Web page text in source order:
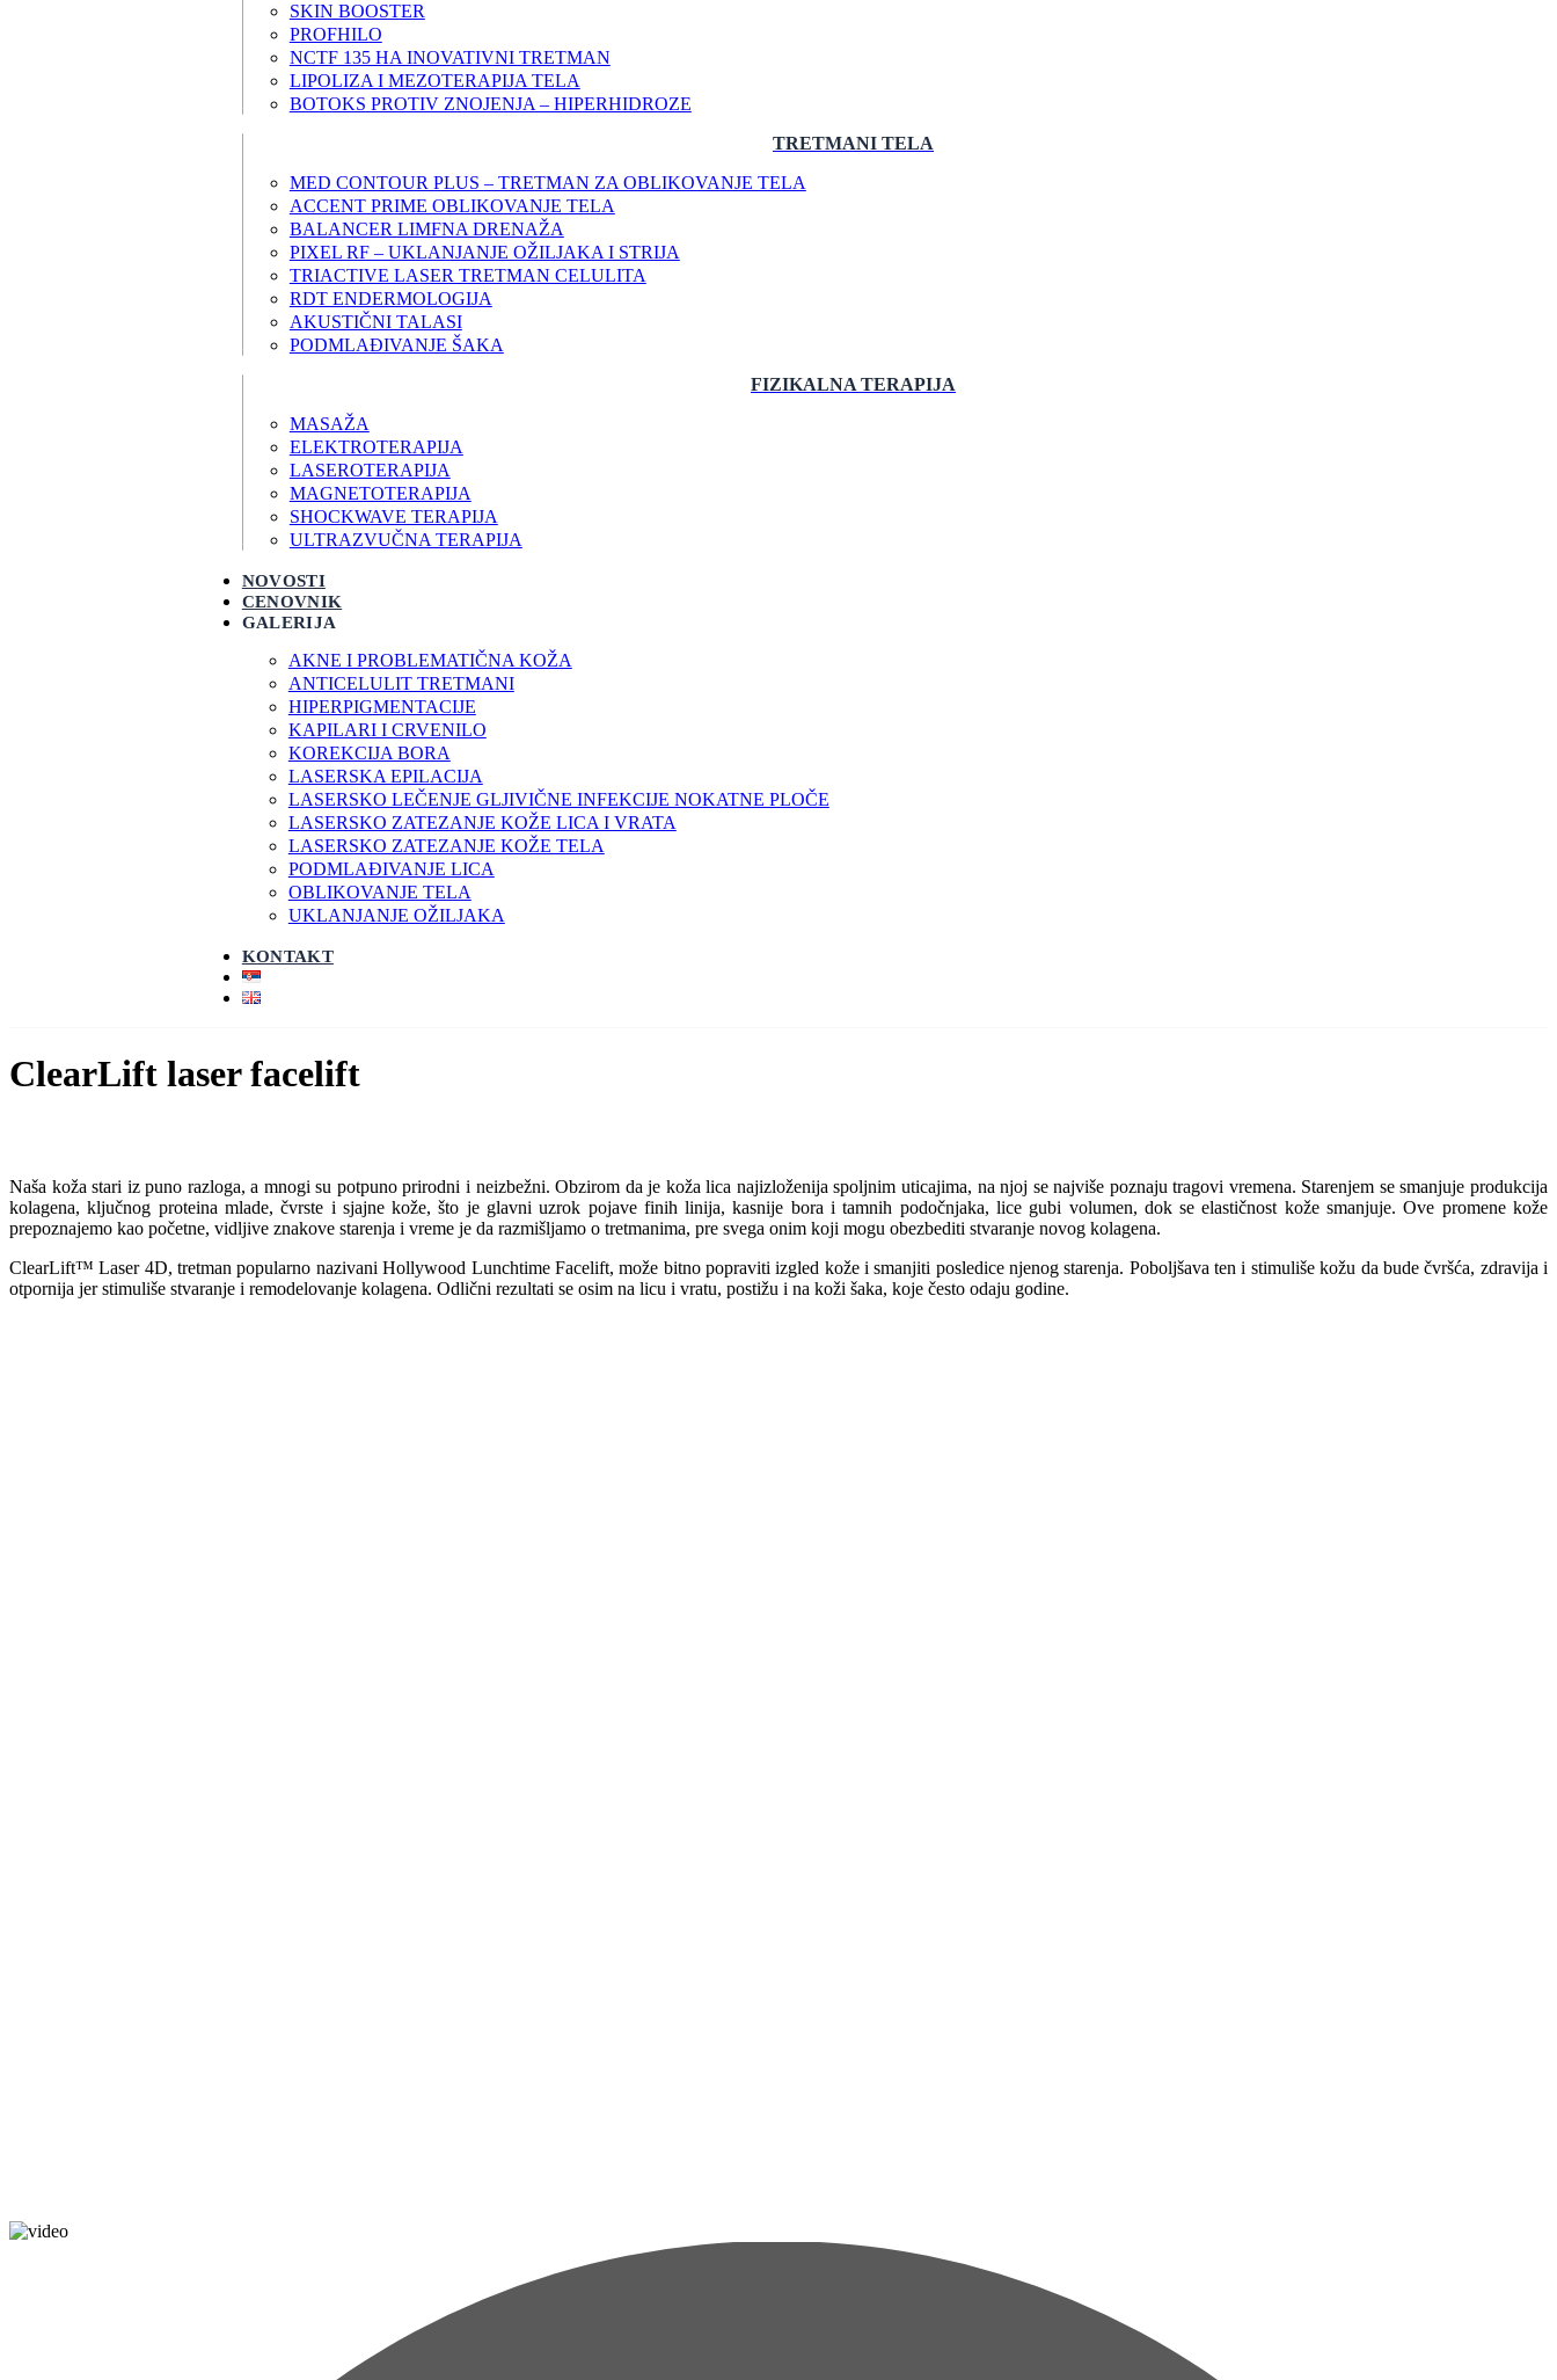
SKIN BOOSTER
PROFHILO
NCTF 135 HA INOVATIVNI TRETMAN
LIPOLIZA I MEZOTERAPIJA TELA
BOTOKS PROTIV ZNOJENJA – HIPERHIDROZE
TRETMANI TELA
MED CONTOUR PLUS – TRETMAN ZA OBLIKOVANJE TELA
ACCENT PRIME OBLIKOVANJE TELA
BALANCER LIMFNA DRENAŽA
PIXEL RF – UKLANJANJE OŽILJAKA I STRIJA
TRIACTIVE LASER TRETMAN CELULITA
RDT ENDERMOLOGIJA
AKUSTIČNI TALASI
PODMLAĐIVANJE ŠAKA
FIZIKALNA TERAPIJA
MASAŽA
ELEKTROTERAPIJA
LASEROTERAPIJA
MAGNETOTERAPIJA
SHOCKWAVE TERAPIJA
ULTRAZVUČNA TERAPIJA
NOVOSTI
CENOVNIK
GALERIJA
AKNE I PROBLEMATIČNA KOŽA
ANTICELULIT TRETMANI
HIPERPIGMENTACIJE
KAPILARI I CRVENILO
KOREKCIJA BORA
LASERSKA EPILACIJA
LASERSKO LEČENJE GLJIVIČNE INFEKCIJE NOKATNE PLOČE
LASERSKO ZATEZANJE KOŽE LICA I VRATA
LASERSKO ZATEZANJE KOŽE TELA
PODMLAĐIVANJE LICA
OBLIKOVANJE TELA
UKLANJANJE OŽILJAKA
KONTAKT
ClearLift laser facelift
Naša koža stari iz puno razloga, a mnogi su potpuno prirodni i neizbežni. Obzirom da je koža lica najizloženija spoljnim uticajima, na njoj se najviše poznaju tragovi vremena. Starenjem se smanjuje produkcija
kolagena, ključnog proteina mlade, čvrste i sjajne kože, što je glavni uzrok pojave finih linija, kasnije bora i tamnih podočnjaka, lice gubi volumen, dok se elastičnost kože smanjuje. Ove promene kože
prepoznajemo kao početne, vidljive znakove starenja i vreme je da razmišljamo o tretmanima, pre svega onim koji mogu obezbediti stvaranje novog kolagena.
ClearLift™ Laser 4D, tretman popularno nazivani Hollywood Lunchtime Facelift, može bitno popraviti izgled kože i smanjiti posledice njenog starenja. Poboljšava ten i stimuliše kožu da bude čvršća, zdravija i
otpornija jer stimuliše stvaranje i remodelovanje kolagena. Odlični rezultati se osim na licu i vratu, postižu i na koži šaka, koje često odaju godine.